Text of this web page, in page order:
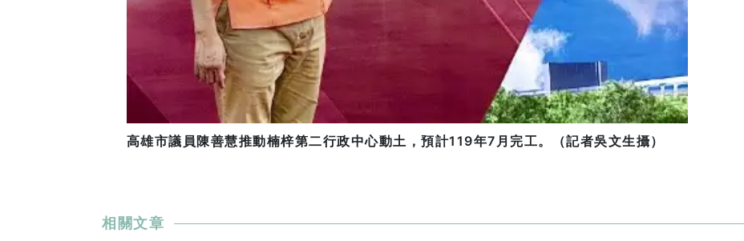
高雄市議員陳善慧推動楠梓第二行政中心動土，預計119年7月完工。（記者吳文生攝）
相關文章